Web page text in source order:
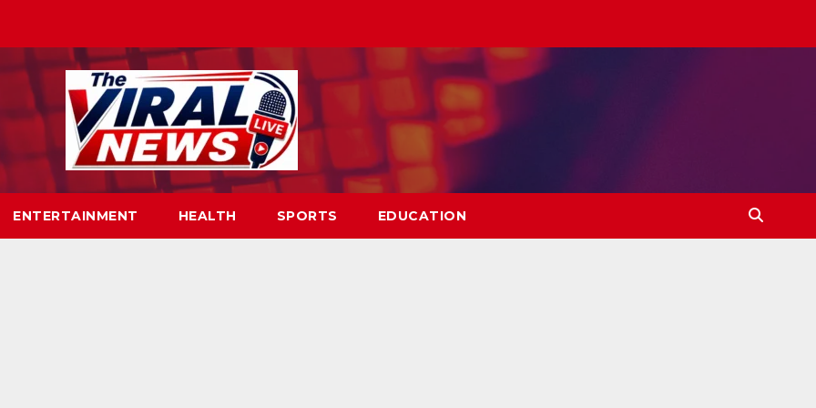
ENTERTAINMENT HEALTH SPORTS EDUCATION